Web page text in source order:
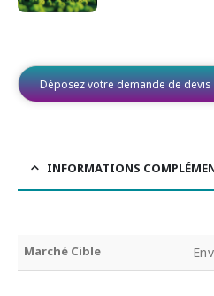
Déposez votre demande de devis
INFORMATIONS
Marché Cible